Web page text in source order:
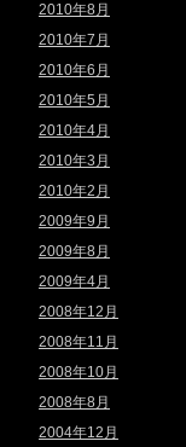
2010年8月
2010年7月
2010年6月
2010年5月
2010年4月
2010年3月
2010年2月
2009年9月
2009年8月
2009年4月
2008年12月
2008年11月
2008年10月
2008年8月
2004年12月